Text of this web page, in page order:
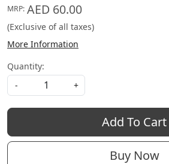
MRP: AED 60.00
(Exclusive of all taxes)
More Information
Quantity:
-
+
Add To Cart
Buy Now